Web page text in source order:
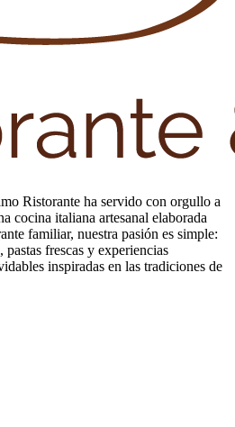
Ristorante ha servido con orgullo a
cocina italiana artesanal elaborada
familiar, nuestra pasión es simple:
frescas y experiencias
inspiradas en las tradiciones de